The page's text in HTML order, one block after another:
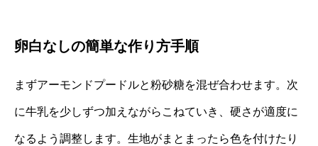
卵白なしの簡単な作り方手順
まずアーモンドプードルと粉砂糖を混ぜ合わせます。次
に牛乳を少しずつ加えながらこねていき、硬さが適度に
なるよう調整します。生地がまとまったら色を付けたり